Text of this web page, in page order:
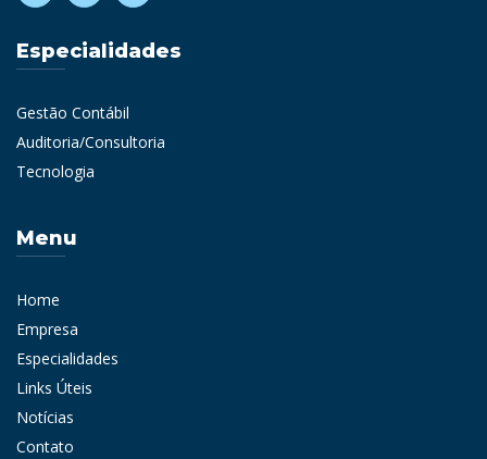
Especialidades
Gestão Contábil
Auditoria/Consultoria
Tecnologia
Menu
Home
Empresa
Especialidades
Links Úteis
Notícias
Contato